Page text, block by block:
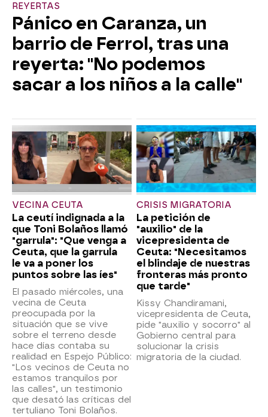
REYERTAS
Pánico en Caranza, un
barrio de Ferrol, tras una
reyerta: "No podemos
sacar a los niños a la calle"
VECINA CEUTA
La ceutí indignada a la
que Toni Bolaños llamó
"garrula": "Que venga a
Ceuta, que la garrula
le va a poner los
puntos sobre las íes"
El pasado miércoles, una
vecina de Ceuta
preocupada por la
situación que se vive
sobre el terreno desde
hace días contaba su
realidad en Espejo Público:
"Los vecinos de Ceuta no
estamos tranquilos por
las calles", un testimonio
que desató las críticas del
tertuliano Toni Bolaños.
CRISIS MIGRATORIA
La petición de
"auxilio" de la
vicepresidenta de
Ceuta: "Necesitamos
el blindaje de nuestras
fronteras más pronto
que tarde"
Kissy Chandiramani,
vicepresidenta de Ceuta,
pide "auxilio y socorro" al
Gobierno central para
solucionar la crisis
migratoria de la ciudad.